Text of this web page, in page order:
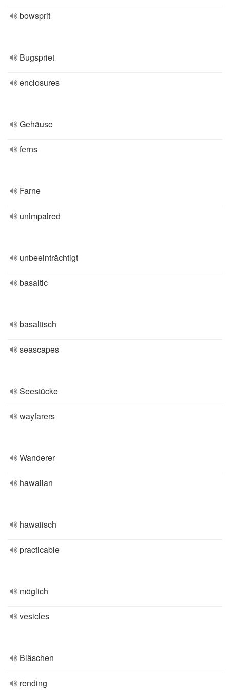
bowsprit
Bugspriet
enclosures
Gehäuse
ferns
Farne
unimpaired
unbeeinträchtigt
basaltic
basaltisch
seascapes
Seestücke
wayfarers
Wanderer
hawaiian
hawaiisch
practicable
möglich
vesicles
Bläschen
rending